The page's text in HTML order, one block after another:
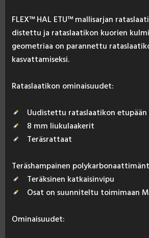
FLEX™ HAL ETU™ mal­li­sar­jan
dis­tet­tu ja ra­tas­laa­ti­kon kuo­rien
geo­met­riaa on pa­ran­net­tu
kas­vat­ta­mi­sek­si.
Ra­tas­laa­ti­kon omi­nai­suu­det:
Uudistettu rataslaatikon
8 mm liukulaakerit
Teräsrattaat
Te­räs­ham­pai­nen
Teräksinen katkaisinvipu
Osat on suunniteltu toimimaan
Omi­nai­suu­det: